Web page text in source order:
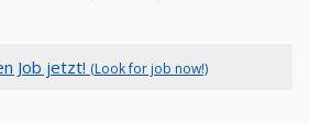
Job jetzt! (Look for job now!)